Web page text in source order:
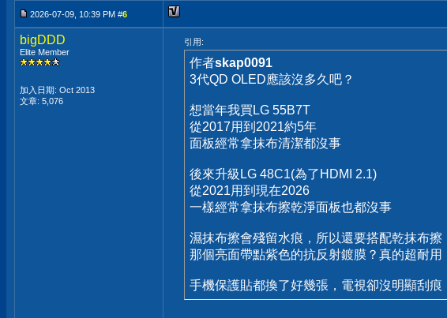
2026-07-09, 10:39 PM #6
bigDDD
Elite Member
加入日期: Oct 2013
文章: 5,076
引用:
作者skap0091
3代QD OLED應該沒多久吧？
想當年我買LG 55B7T
從2017用到2021約5年
面板經常拿抹布清潔都沒事
後來升級LG 48C1(為了HDMI 2.1)
從2021用到現在2026
一樣經常拿抹布擦乾淨面板也都沒事
濕抹布擦會殘留水痕，所以還要搭配乾抹布擦
那個亮面帶點紫色的抗反射鍍膜？真的超耐用
手機保護貼都換了好幾張，電視卻沒明顯刮痕